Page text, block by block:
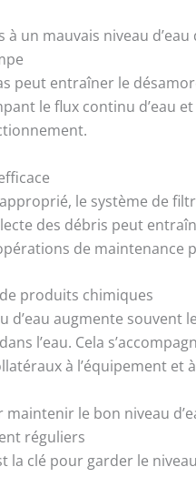
un mauvais niveau
peut entraîner le
le flux continu d’eau
le système de
des débris peut
de maintenance
produits chimiques
d’eau augmente
l’eau. Cela
à l’équipement et
le bon niveau
réguliers
la clé pour garder le